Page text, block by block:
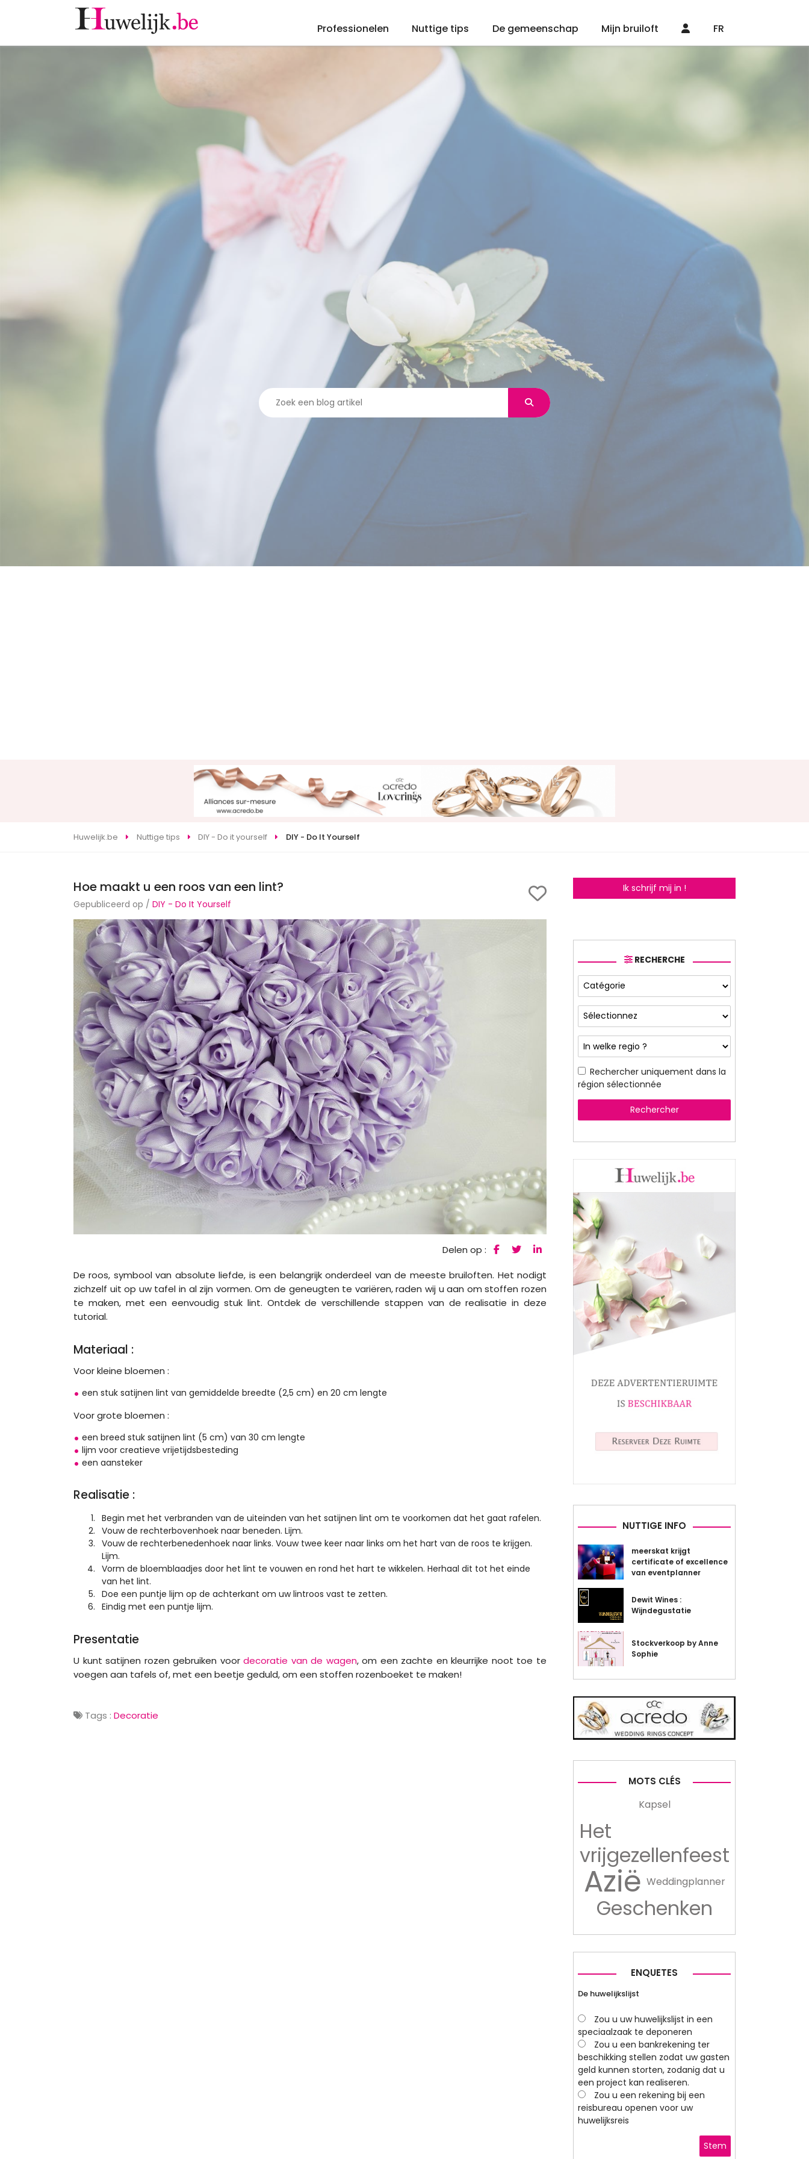
Professionelen Nuttige tips De gemeenschap Mijn bruiloft FR
Huwelijk.be Nuttige tips DIY - Do it yourself DIY - Do It Yourself
Hoe maakt u een roos van een lint?
Gepubliceerd op / DIY - Do It Yourself
Delen op :
De roos, symbool van absolute liefde, is een belangrijk onderdeel van de meeste bruiloften. Het nodigt
zichzelf uit op uw tafel in al zijn vormen. Om de geneugten te variëren, raden wij u aan om stoffen rozen
te maken, met een eenvoudig stuk lint. Ontdek de verschillende stappen van de realisatie in deze
tutorial.
Materiaal :
Voor kleine bloemen :
een stuk satijnen lint van gemiddelde breedte (2,5 cm) en 20 cm lengte
Voor grote bloemen :
een breed stuk satijnen lint (5 cm) van 30 cm lengte
lijm voor creatieve vrijetijdsbesteding
een aansteker
Realisatie :
Begin met het verbranden van de uiteinden van het satijnen lint om te voorkomen dat het gaat rafelen.
Vouw de rechterbovenhoek naar beneden. Lijm.
Vouw de rechterbenedenhoek naar links. Vouw twee keer naar links om het hart van de roos te krijgen.
Lijm.
Vorm de bloemblaadjes door het lint te vouwen en rond het hart te wikkelen. Herhaal dit tot het einde
van het lint.
Doe een puntje lijm op de achterkant om uw lintroos vast te zetten.
Eindig met een puntje lijm.
Presentatie
U kunt satijnen rozen gebruiken voordecoratie van de wagen, om een zachte en kleurrijke noot toe te
voegen aan tafels of, met een beetje geduld, om een stoffen rozenboeket te maken!
Tags : Decoratie
Ik schrijf mij in !
RECHERCHE
Rechercher uniquement dans la
région sélectionnée
Rechercher
NUTTIGE INFO
meerskat krijgt
certificate of excellence
van eventplanner
Dewit Wines :
Wijndegustatie
Stockverkoop by Anne
Sophie
MOTS CLÉS
Kapsel
Het
vrijgezellenfeest
Azië Weddingplanner
Geschenken
ENQUETES
De huwelijkslijst
Zou u uw huwelijkslijst in een
speciaalzaak te deponeren
Zou u een bankrekening ter
beschikking stellen zodat uw gasten
geld kunnen storten, zodanig dat u
een project kan realiseren.
Zou u een rekening bij een
reisbureau openen voor uw
huwelijksreis
Stem